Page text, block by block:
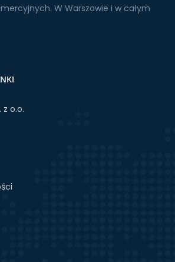
W Warszawie i w całym
z o.o.